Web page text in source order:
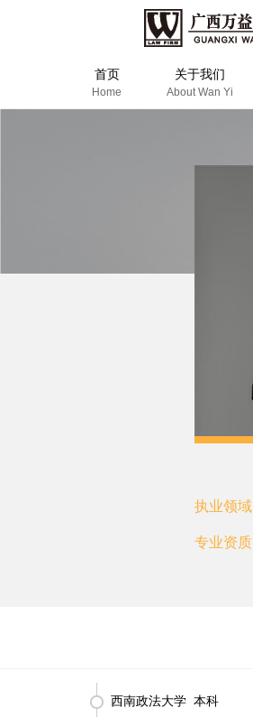
首页
Home
关于我们
About Wan Yi
执业领域
专业资质
西南政法大学 本科